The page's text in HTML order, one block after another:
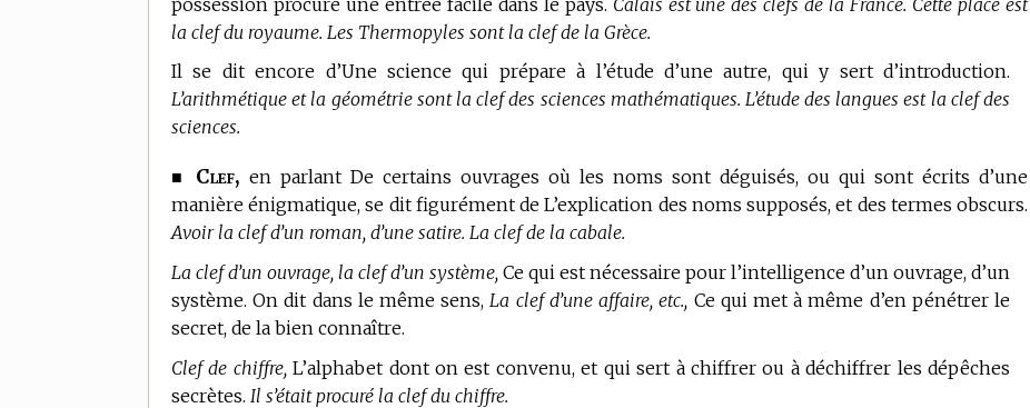
la clef du royaume. Les Thermopyles sont la clef de la Grèce.
Il se dit encore d’Une science qui prépare à l’étude d’une autre, qui y sert d’introduction.
L’arithmétique et la géométrie sont la clef des sciences mathématiques. L’étude des langues est la clef des
sciences.
■ Clef, en parlant De certains ouvrages où les noms sont déguisés, ou qui sont écrits d’une
manière énigmatique, se dit figurément de L’explication des noms supposés, et des termes obscurs.
Avoir la clef d’un roman, d’une satire. La clef de la cabale.
La clef d’un ouvrage, la clef d’un système, Ce qui est nécessaire pour l’intelligence d’un ouvrage, d’un
système. On dit dans le même sens, La clef d’une affaire, etc., Ce qui met à même d’en pénétrer le
secret, de la bien connaître.
Clef de chiffre, L’alphabet dont on est convenu, et qui sert à chiffrer ou à déchiffrer les dépêches
secrètes. Il s’était procuré la clef du chiffre.